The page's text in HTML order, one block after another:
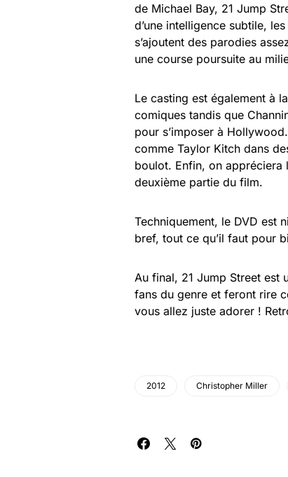
de Michael Bay, 21 Jump
d’une intelligence subtile,
s’ajoutent des parodies
une course poursuite au
Le casting est également à
comiques tandis que
pour s’imposer à
comme Taylor Kitch dans
boulot. Enfin, on appréciera
deuxième partie du film.
Techniquement, le DVD est
bref, tout ce qu’il faut pour
Au final, 21 Jump Street est
fans du genre et feront rire
vous allez juste adorer !
2012 Christopher Miller